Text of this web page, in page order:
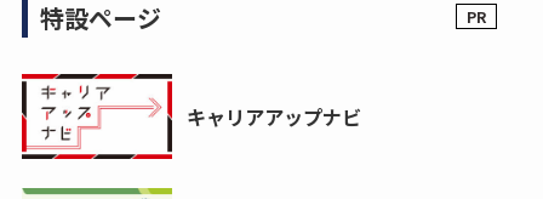
特設ページ
キャリアアップナビ